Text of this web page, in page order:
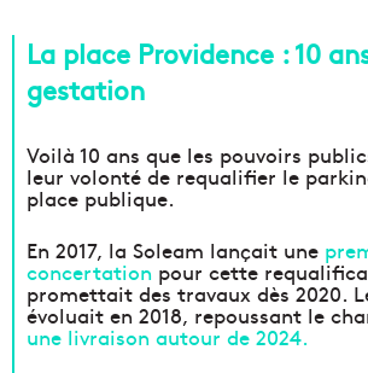
La place Providence : 10
gestation
Voilà 10 ans que les pouvoirs
leur volonté de requalifier le
place publique.
En 2017, la Soleam lançait une
concertation pour cette
promettait des travaux dès 2020.
évoluait en 2018, repoussant le
une livraison autour de 2024.